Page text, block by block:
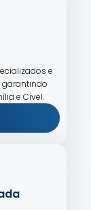
e
e Cível.